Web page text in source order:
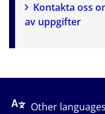
Kontakta oss
av uppgifter
Other languages